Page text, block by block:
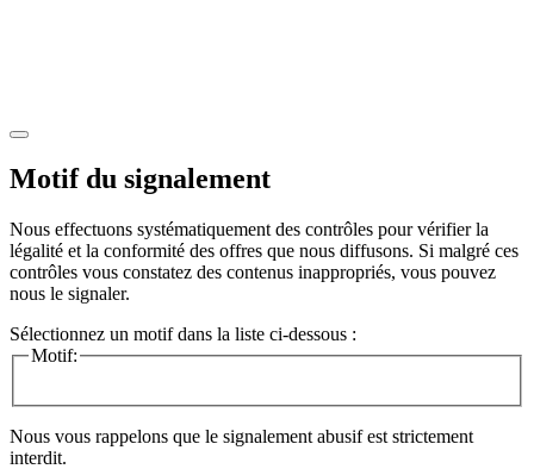
Motif du signalement
Nous effectuons systématiquement des contrôles pour vérifier la
légalité et la conformité des offres que nous diffusons. Si malgré ces
contrôles vous constatez des contenus inappropriés, vous pouvez
nous le signaler.
Sélectionnez un motif dans la liste ci-dessous :
Motif:
Nous vous rappelons que le signalement abusif est strictement
interdit.